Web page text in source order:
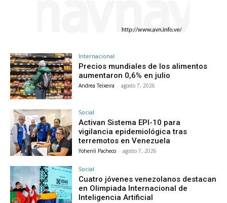
Internacional
Precios mundiales de los alimentos
aumentaron 0,6% en julio
Andrea Teixeira - agosto 7, 2026
Social
Activan Sistema EPI-10 para
vigilancia epidemiológica tras
terremotos en Venezuela
Yohenli Pacheco - agosto 7, 2026
Social
Cuatro jóvenes venezolanos destacan
en Olimpiada Internacional de
Inteligencia Artificial